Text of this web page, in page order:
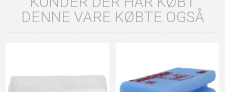
DENNE VARE KØBTE OGSÅ